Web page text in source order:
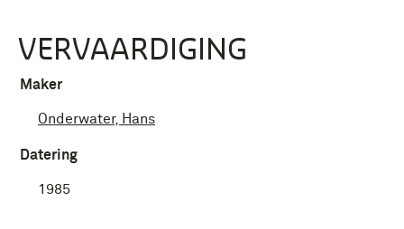
VERVAARDIGING
Maker
Onderwater, Hans
Datering
1985